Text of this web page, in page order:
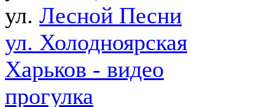
ул. Лесной Песни
ул. Холодноярская
Харьков - видео
прогулка